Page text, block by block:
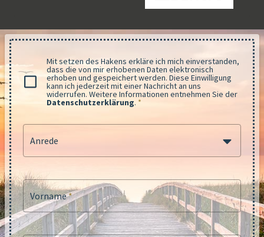
Anrede
Vorname*
Mit setzen des Hakens erkläre ich mich einverstanden,
dass die von mir erhobenen Daten elektronisch
erhoben und gespeichert werden. Diese Einwilligung
kann ich jederzeit mit einer Nachricht an uns
widerrufen. Weitere Informationen entnehmen Sie der
Datenschutzerklärung. *